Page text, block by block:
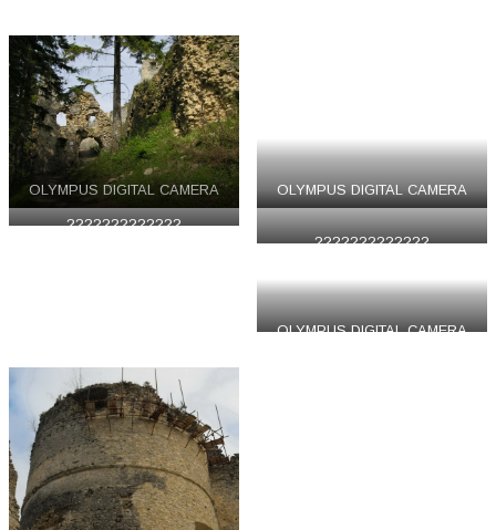
OLYMPUS DIGITAL CAMERA OLYMPUS DIGITAL CAMERA
?????????????
?????????????
OLYMPUS DIGITAL CAMERA